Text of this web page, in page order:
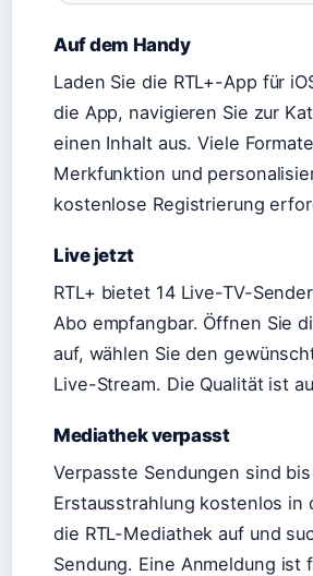
Auf dem Handy
Laden Sie die RTL+-App für
die App, navigieren Sie zur
einen Inhalt aus. Viele
Merkfunktion und
kostenlose Registrierung
Live jetzt
RTL+ bietet 14 Live-TV-
Abo empfangbar. Öffnen Sie
auf, wählen Sie den
Live-Stream. Die Qualität ist
Mediathek verpasst
Verpasste Sendungen sind
Erstausstrahlung kostenlos in
die RTL-Mediathek auf und
Sendung. Eine Anmeldung